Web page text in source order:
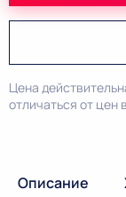
Цена
отличаться от цен
Описание